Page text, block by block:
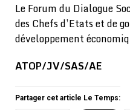
Le Forum du Dialogue
des Chefs d’Etats et de
développement
ATOP/JV/SAS/AE
Partager cet article Le Temps: